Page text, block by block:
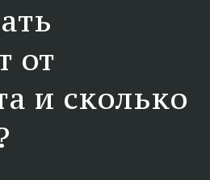
от
и сколько